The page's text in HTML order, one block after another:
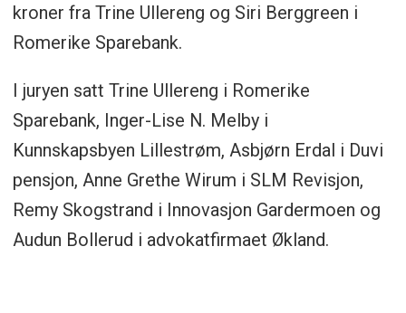
kroner fra Trine Ullereng og Siri Berggreen i
Romerike Sparebank.
I juryen satt Trine Ullereng i Romerike
Sparebank, Inger-Lise N. Melby i
Kunnskapsbyen Lillestrøm, Asbjørn Erdal i Duvi
pensjon, Anne Grethe Wirum i SLM Revisjon,
Remy Skogstrand i Innovasjon Gardermoen og
Audun Bollerud i advokatfirmaet Økland.